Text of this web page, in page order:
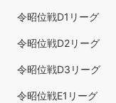
令昭位戦D1リーグ
令昭位戦D2リーグ
令昭位戦D3リーグ
令昭位戦E1リーグ